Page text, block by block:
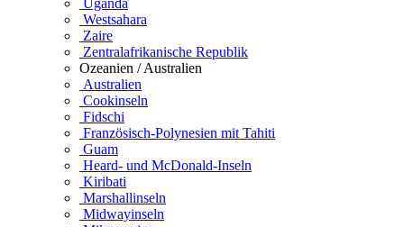
Uganda
Westsahara
Zaire
Zentralafrikanische Republik
Ozeanien / Australien
Australien
Cookinseln
Fidschi
Französisch-Polynesien mit Tahiti
Guam
Heard- und McDonald-Inseln
Kiribati
Marshallinseln
Midwayinseln